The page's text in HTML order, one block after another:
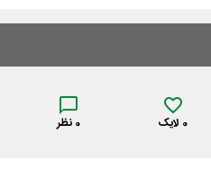
0 لایک 0 نظر